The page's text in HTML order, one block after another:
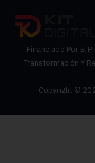
Financiado Por El
Transformación Y
Copyright ©